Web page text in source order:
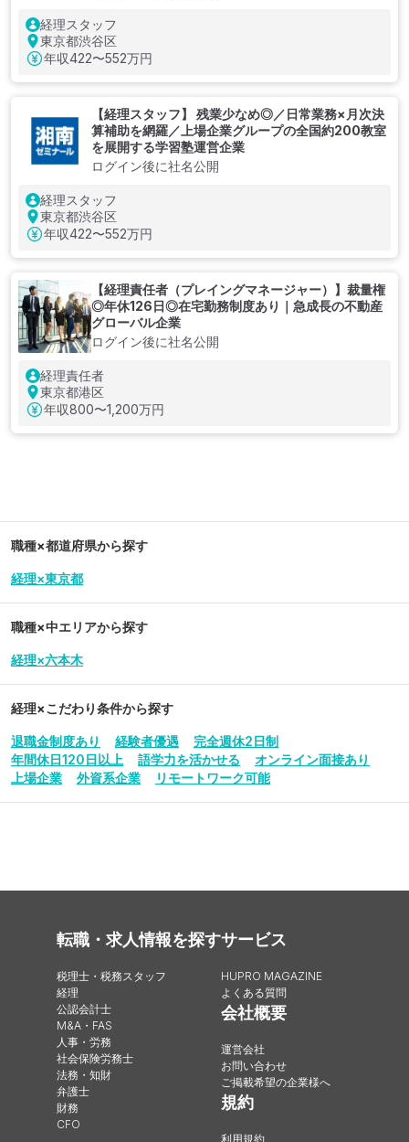
経理スタッフ
東京都渋谷区
年収422〜552万円
【経理スタッフ】 残業少なめ◎／日常業務×月次決
算補助を網羅／上場企業グループの全国約200教室
を展開する学習塾運営企業
ログイン後に社名公開
経理スタッフ
東京都渋谷区
年収422〜552万円
【経理責任者（プレイングマネージャー）】裁量権
◎年休126日◎在宅勤務制度あり｜急成長の不動産
グローバル企業
ログイン後に社名公開
経理責任者
東京都港区
年収800〜1,200万円
職種×都道府県から探す
経理×東京都
職種×中エリアから探す
経理×六本木
経理×こだわり条件から探す
退職金制度あり 経験者優遇
完全週休2日制
年間休日120日以上
語学力を活かせる
オンライン面接あり
上場企業
外資系企業 リモートワーク可能
転職・求人情報を探す
税理士・税務スタッフ
経理
公認会計士
M&A・FAS
人事・労務
社会保険労務士
法務・知財
弁護士
財務
CFO
サービス
HUPRO MAGAZINE
よくある質問
会社概要
運営会社
お問い合わせ
ご掲載希望の企業様へ
規約
利用規約